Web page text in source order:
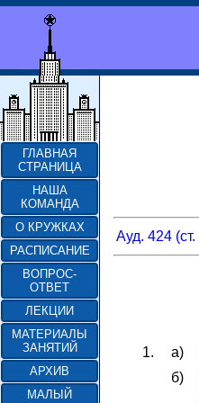
ГЛАВНАЯ
СТРАНИЦА
НАША
КОМАНДА
О КРУЖКАХ
РАСПИСАНИЕ
ВОПРОС-
ОТВЕТ
ЛЕКЦИИ
МАТЕРИАЛЫ
ЗАНЯТИЙ
АРХИВ
МАЛЫЙ
Ауд. 424
1. а)
б)